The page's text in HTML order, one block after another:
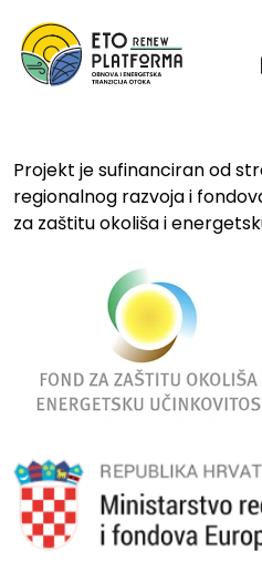
Projekt je sufinanciran od
regionalnog razvoja i
za zaštitu okoliša i